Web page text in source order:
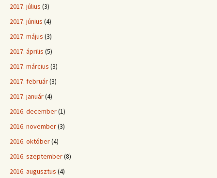
2017. július (3)
2017. június (4)
2017. május (3)
2017. április (5)
2017. március (3)
2017. február(3)
2017. január(4)
2016. december(1)
2016. november(3)
2016. október(4)
2016. szeptember(8)
2016. augusztus (4)